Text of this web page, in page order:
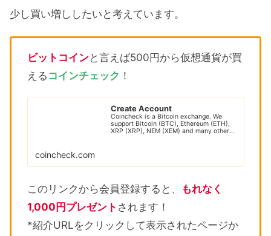
少し買い増ししたいと考えています。
ビットコインと言えば500円から仮想通貨が買
える コインチェック ！
Create Account
Coincheck is a Bitcoin exchange. We
support Bitcoin (BTC), Ethereum (ETH),
XRP (XRP), NEM (XEM) and many other
coincheck.com
このリンクから会員登録すると、
もれなく
1,000円プレゼント されます！
*紹介URLをクリックして表示されたページか